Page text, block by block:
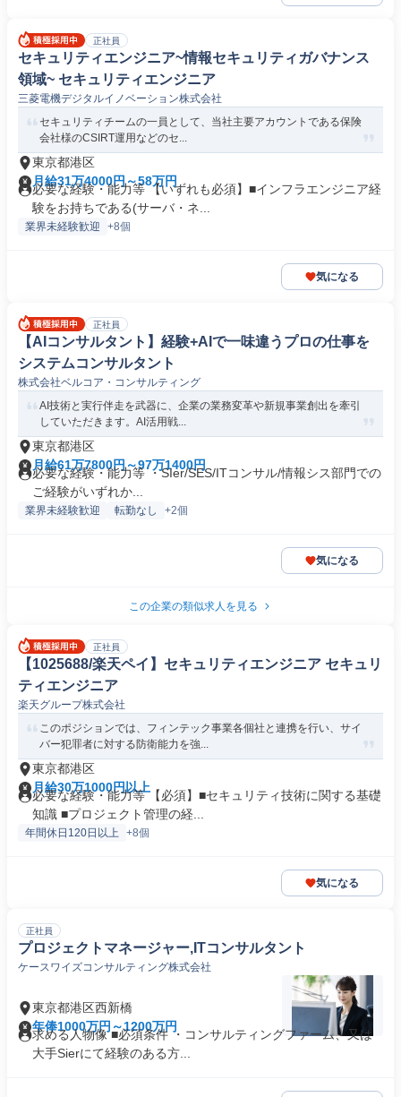
正社員
セキュリティエンジニア~情報セキュリティガバナンス
領域~ セキュリティエンジニア
三菱電機デジタルイノベーション株式会社
セキュリティチームの一員として、当社主要アカウントである保険
会社様のCSIRT運用などのセ...
東京都港区
月給31万4000円～58万円
必要な経験・能力等 【いずれも必須】■インフラエンジニア経
験をお持ちである(サーバ・ネ...
業界未経験歓迎 +8個
気になる
正社員
【AIコンサルタント】経験+AIで一味違うプロの仕事を
システムコンサルタント
株式会社ベルコア・コンサルティング
AI技術と実行伴走を武器に、企業の業務変革や新規事業創出を牽引
していただきます。AI活用戦...
東京都港区
月給61万7800円～97万1400円
必要な経験・能力等 ・SIer/SES/ITコンサル/情報シス部門での
ご経験がいずれか...
業界未経験歓迎 転勤なし +2個
気になる
この企業の類似求人を見る
正社員
【1025688/楽天ペイ】セキュリティエンジニア セキュリ
ティエンジニア
楽天グループ株式会社
このポジションでは、フィンテック事業各個社と連携を行い、サイ
バー犯罪者に対する防衛能力を強...
東京都港区
月給30万1000円以上
必要な経験・能力等 【必須】■セキュリティ技術に関する基礎
知識 ■プロジェクト管理の経...
年間休日120日以上 +8個
気になる
正社員
プロジェクトマネージャー,ITコンサルタント
ケースワイズコンサルティング株式会社
東京都港区西新橋
年俸1000万円～1200万円
求める人物像 ■必須条件 ・コンサルティングファーム、又は
大手Sierにて経験のある方...